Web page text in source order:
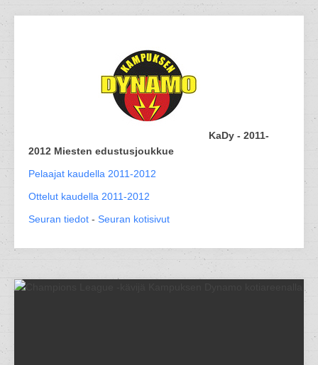
KaDy - 2011-
2012 Miesten edustusjoukkue
Pelaajat kaudella 2011-2012
Ottelut kaudella 2011-2012
Seuran tiedot - Seuran kotisivut